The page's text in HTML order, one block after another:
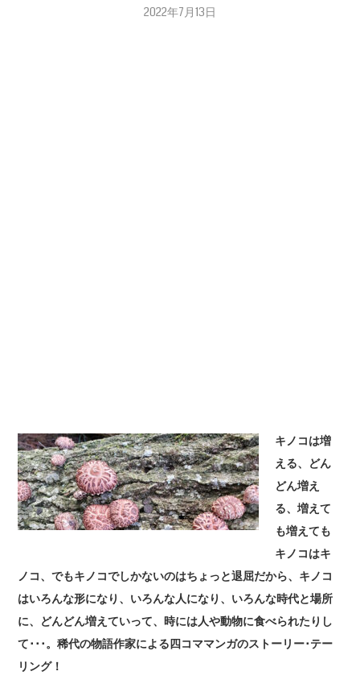
2022年7月13日
キノコは増
える、どん
どん増え
る、増えて
も増えても
キノコはキ
ノコ、でもキノコでしかないのはちょっと退屈だから、キノコ
はいろんな形になり、いろんな人になり、いろんな時代と場所
に、どんどん増えていって、時には人や動物に食べられたりし
て･･･。稀代の物語作家による四コママンガのストーリー･テー
リング！